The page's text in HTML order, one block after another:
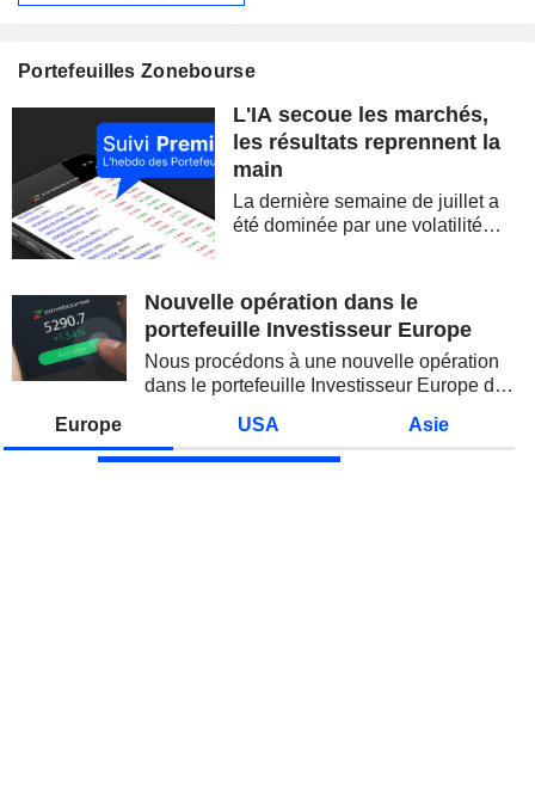
Portefeuilles Zonebourse
L'IA secoue les marchés,
les résultats reprennent la
main
La dernière semaine de juillet a
été dominée par une volatilité
semi-conducteurs. Les
inquiétudes sur la soutenabilité
Nouvelle opération dans le
portefeuille Investisseur Europe
Nous procédons à une nouvelle opération
dans le portefeuille Investisseur Europe de
Europe USA Asie